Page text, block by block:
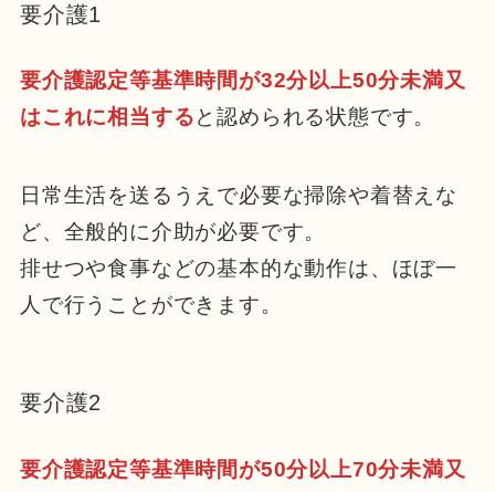
要介護1
要介護認定等基準時間が32分以上50分未満又
はこれに相当すると認められる状態です。
日常生活を送るうえで必要な掃除や着替えな
ど、全般的に介助が必要です。
排せつや食事などの基本的な動作は、ほぼ一
人で行うことができます。
要介護2
要介護認定等基準時間が50分以上70分未満又